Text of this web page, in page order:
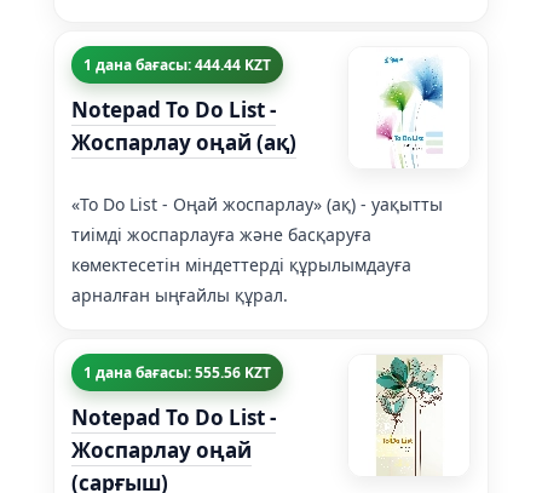
1 дана бағасы: 444.44 KZT
Notepad To Do List -
Жоспарлау оңай (ақ)
«To Do List - Оңай жоспарлау» (ақ) - уақытты
тиімді жоспарлауға және басқаруға
көмектесетін міндеттерді құрылымдауға
арналған ыңғайлы құрал.
1 дана бағасы: 555.56 KZT
Notepad To Do List -
Жоспарлау оңай
(сарғыш)